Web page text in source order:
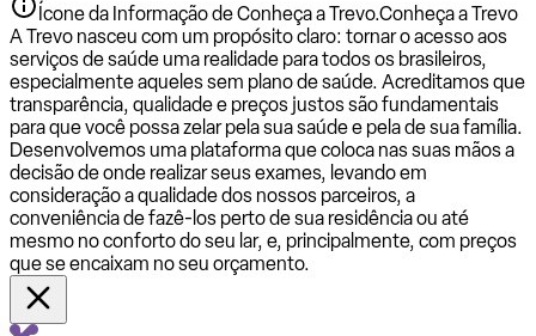
Ícone da Informação de Conheça a Trevo.Conheça a Trevo
A Trevo nasceu com um propósito claro: tornar o acesso aos
serviços de saúde uma realidade para todos os brasileiros,
especialmente aqueles sem plano de saúde. Acreditamos que
transparência, qualidade e preços justos são fundamentais
para que você possa zelar pela sua saúde e pela de sua família.
Desenvolvemos uma plataforma que coloca nas suas mãos a
decisão de onde realizar seus exames, levando em
consideração a qualidade dos nossos parceiros, a
conveniência de fazê-los perto de sua residência ou até
mesmo no conforto do seu lar, e, principalmente, com preços
que se encaixam no seu orçamento.